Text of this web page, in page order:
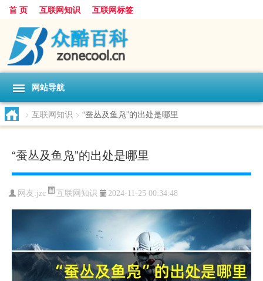
首 页 互联网知识 互联网标签
网站导航
> 互联网知识 > “蚕丛及鱼凫”的出处是哪里
“蚕丛及鱼凫”的出处是哪里
网友:jzc 互联网知识 2024-11-25 00:34:48